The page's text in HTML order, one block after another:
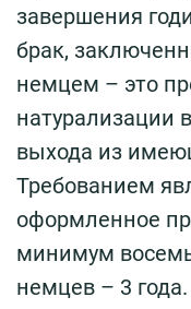
завершения
брак,
немцем – это
натурализации
выхода из
Требованием
оформленное
минимум восемь
немцев – 3 года.